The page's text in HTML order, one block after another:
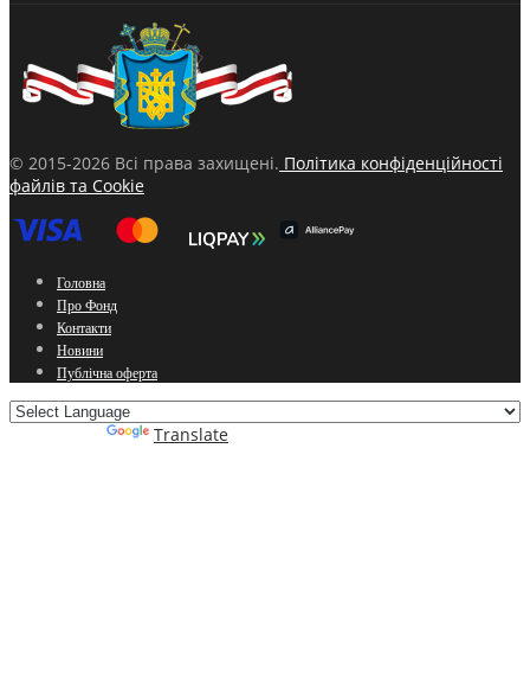
© 2015-2026 Всі права захищені. Політика конфіденційності
файлів та Cookie
Головна
Про Фонд
Контакти
Новини
Публічна оферта
Translate